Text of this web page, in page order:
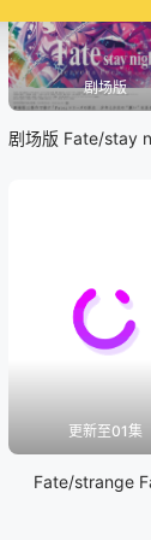
剧场版
更新至01集
Fate/strange